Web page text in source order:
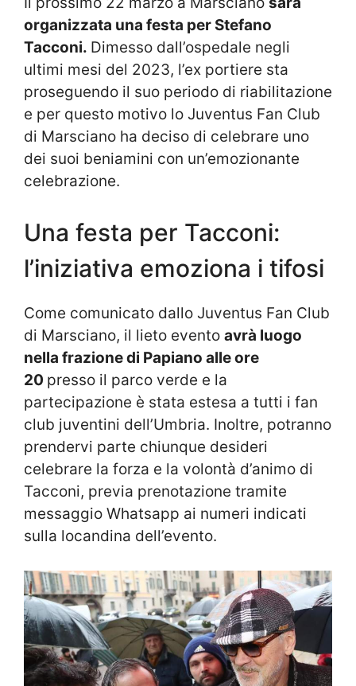
organizzata una festa per Stefano
Tacconi. Dimesso dall’ospedale negli
ultimi mesi del 2023, l’ex portiere sta
proseguendo il suo periodo di riabilitazione
e per questo motivo lo Juventus Fan Club
di Marsciano ha deciso di celebrare uno
dei suoi beniamini con un’emozionante
celebrazione.
Una festa per Tacconi:
l’iniziativa emoziona i tifosi
Come comunicato dallo Juventus Fan Club
di Marsciano, il lieto evento avrà luogo
nella frazione di Papiano alle ore
20 presso il parco verde e la
partecipazione è stata estesa a tutti i fan
club juventini dell’Umbria. Inoltre, potranno
prendervi parte chiunque desideri
celebrare la forza e la volontà d’animo di
Tacconi, previa prenotazione tramite
messaggio Whatsapp ai numeri indicati
sulla locandina dell’evento.